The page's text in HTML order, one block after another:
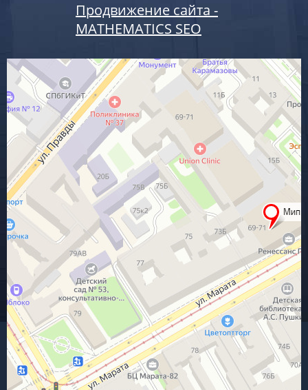
Продвижение сайта -
MATHEMATICS SEO